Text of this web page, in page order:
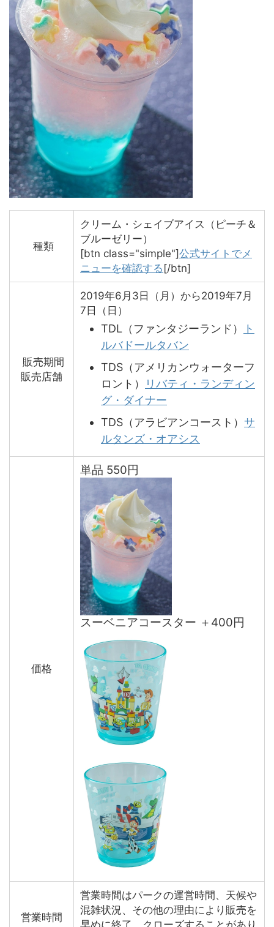
種類
クリーム・シェイブアイス（ピーチ＆
ブルーゼリー）
[btn class="simple"]公式サイトでメ
ニューを確認する [/btn]
販売期間
販売店舗
2019年6月3日（月）から2019年7月
7日（日）
TDL（ファンタジーランド）
ト
ルバドールタバン
TDS（アメリカンウォーターフ
ロント）
リバティ・ランディン
グ・ダイナー
TDS（アラビアンコースト） サ
ルタンズ・オアシス
価格
単品 550円
スーベニアコースター ＋400円
営業時間
営業時間はパークの運営時間、天候や
混雑状況、その他の理由により販売を
早めに終了、クローズすることがあり